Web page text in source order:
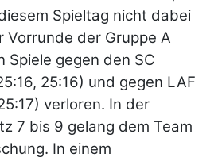
Spieltag nicht dabei
Vorrunde der Gruppe A
Spiele gegen den SC
25:16) und gegen LAF
verloren. In der
7 bis 9 gelang dem Team
In einem